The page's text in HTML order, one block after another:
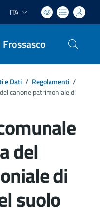
Lingua attiva:
ITA
e Dati / Regolamenti /
canone patrimoniale di
del
di
suolo